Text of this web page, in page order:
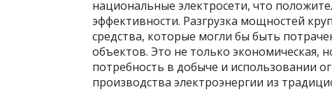
национальные электросети, что
эффективности. Разгрузка мощностей
средства, которые могли бы быть
объектов. Это не только экономическая,
потребность в добыче и использовании
производства электроэнергии из